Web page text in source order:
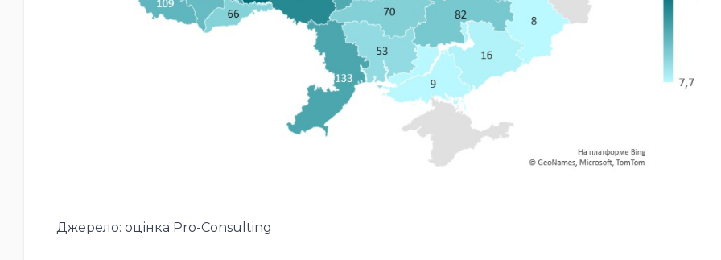
Джерело: оцінка Pro-Consulting